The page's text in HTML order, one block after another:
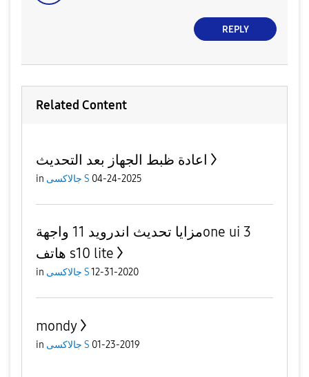
REPLY
Related Content
اعادة ظبط الجهاز بعد التحديث
in جالاكسى S 04-24-2025
مزايا تحديث اندرويد 11 واجهةone ui 3
هاتف s10 lite
in جالاكسى S12-31-2020
mondy
in جالاكسى S 01-23-2019